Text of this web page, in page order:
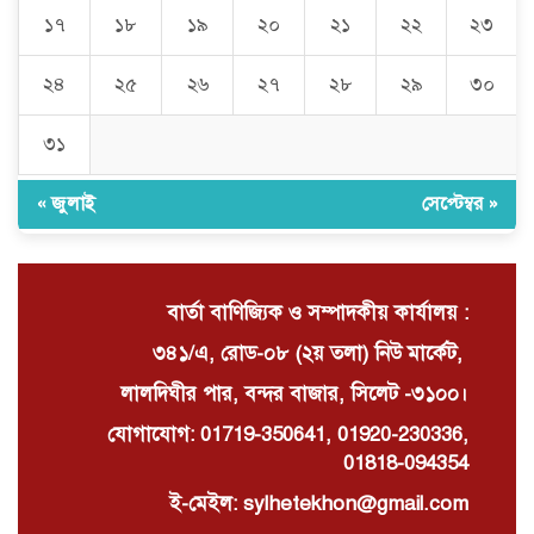
La PlayBun AI maneja prompts
complejos con facilidad: La
herramienta definitiva
ও যৌক্তিক সংস্কারের দাবিতে সমাবেশ
১৭ ১৮ ১৯ ২০ ২১ ২২ ২৩
২৪ ২৫ ২৬ ২৭ ২৮ ২৯ ৩০
৩১
« জুলাই সেপ্টেম্বর »
বার্তা বাণিজ্যিক ও সম্পাদকীয় কার্যালয় :
৩৪১/এ, রোড-০৮ (২য় তলা) নিউ মার্কেট,
লালদিঘীর পার, বন্দর বাজার, সিলেট -৩১০০।
যোগাযোগ: 01719-350641, 01920-230336,
01818-094354
ই-মেইল: sylhetekhon@gmail.com